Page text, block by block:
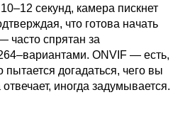
секунд, камера пискнет
что готова начать
часто спрятан за
ONVIF — есть,
пытается догадаться, чего вы
иногда задумывается.